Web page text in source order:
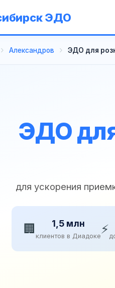
ЭДО
Александров ЭДО для
ЭДО
для ускорения
🏢 1,5 млн
клиентов в Диадоке ⚡